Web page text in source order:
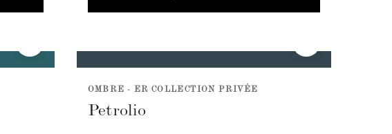
OMBRE - ER COLLECTION PRIVÉE
Petrolio